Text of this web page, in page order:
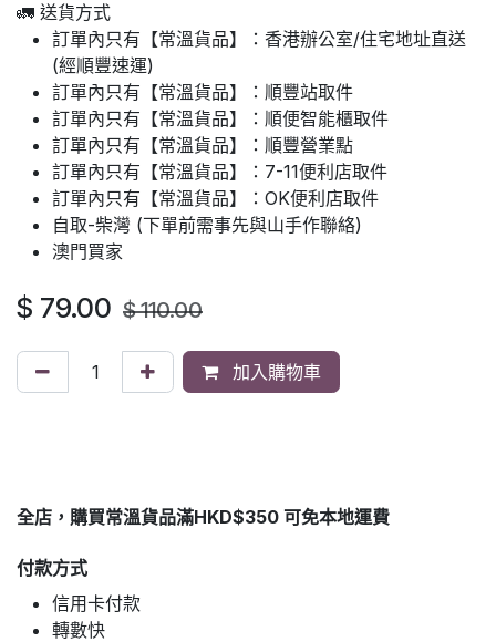
🚛 送貨方式
訂單內只有【常溫貨品】：香港辦公室/住宅地址直送
(經順豐速運)
訂單內只有【常溫貨品】：順豐站取件
訂單內只有【常溫貨品】：順便智能櫃取件
訂單內只有【常溫貨品】：順豐營業點
訂單內只有【常溫貨品】：7-11便利店取件
訂單內只有【常溫貨品】：OK便利店取件
自取-柴灣 (下單前需事先與山手作聯絡)
澳門買家
$ 79.00 $110.00
加入購物車
全店，購買常溫貨品滿HKD$350 可免本地運費
付款方式
信用卡付款
轉數快